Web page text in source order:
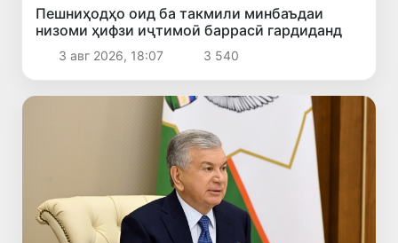
Пешниҳодҳо оид ба такмили минбаъдаи
низоми ҳифзи иҷтимоӣ баррасӣ гардиданд
3 авг 2026, 18:07 3 540